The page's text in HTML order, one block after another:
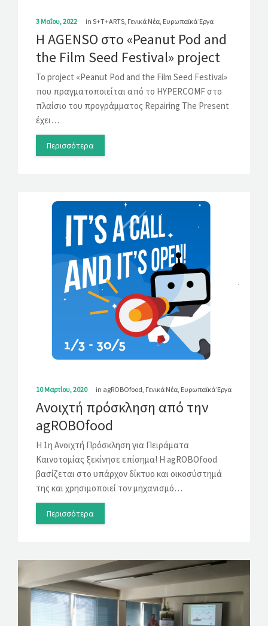
3 Μαΐου, 2022 in S+T+ARTS Γενικά Νέα Ευρωπαϊκά Έργα
H AGENSO στο «Peanut Pod and
the Film Seed Festival» project
To project «Peanut Pod and the Film Seed Festival»
που πραγματοποιείται από το HYPERCOMF στο
πλαίσιο του προγράμματος Repairing The Present
έχει…
Περισσότερα
10 Μαρτίου, 2020 in agROBOfood, Γενικά Νέα, Ευρωπαϊκά Έργα
Ανοιχτή πρόσκληση από την
agROBOfood
Η 1η Ανοιχτή Πρόσκληση για Πειράματα
Καινοτομίας ξεκίνησε επίσημα! Η agROBOfood
βασίζεται στο υπάρχον δίκτυο και οικοσύστημά
της και χρησιμοποιεί τον μηχανισμό…
Περισσότερα